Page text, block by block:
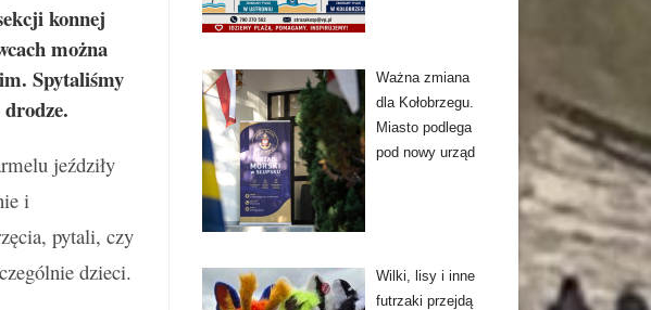
konnej
można
Spytaliśmy
jeździły
i
pytali, czy
dzieci.
Ważna zmiana
dla Kołobrzegu.
Miasto podlega
pod nowy urząd
Wilki, lisy i inne
futrzaki przejdą